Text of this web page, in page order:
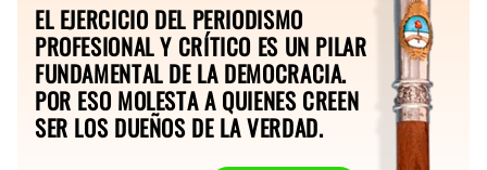
EL EJERCICIO DEL PERIODISMO
PROFESIONAL Y CRÍTICO ES UN PILAR
FUNDAMENTAL DE LA DEMOCRACIA.
POR ESO MOLESTA A QUIENES CREEN
SER LOS DUEÑOS DE LA VERDAD.